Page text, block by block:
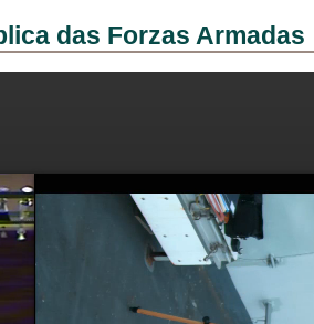
das Forzas Armadas